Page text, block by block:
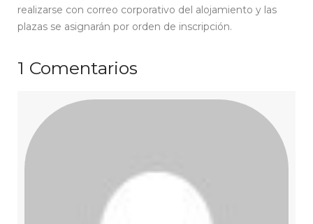
realizarse con correo corporativo del alojamiento y las
plazas se asignarán por orden de inscripción.
1 Comentarios